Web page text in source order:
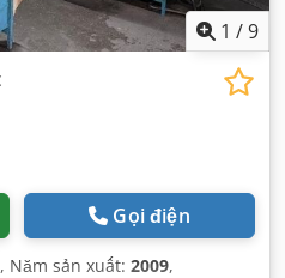
1 /9
Gọi điện
, Năm sản xuất: 2009,